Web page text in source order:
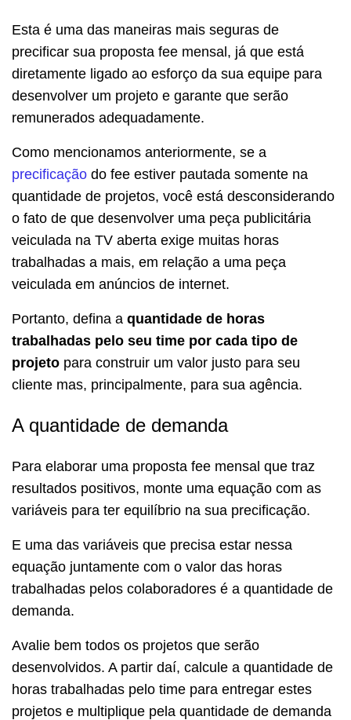
Esta é uma das maneiras mais seguras de
precificar sua proposta fee mensal, já que está
diretamente ligado ao esforço da sua equipe para
desenvolver um projeto e garante que serão
remunerados adequadamente.
Como mencionamos anteriormente, se a
precificação do fee estiver pautada somente na
quantidade de projetos, você está desconsiderando
o fato de que desenvolver uma peça publicitária
veiculada na TV aberta exige muitas horas
trabalhadas a mais, em relação a uma peça
veiculada em anúncios de internet.
Portanto, defina a quantidade de horas
trabalhadas pelo seu time por cada tipo de
projeto para construir um valor justo para seu
cliente mas, principalmente, para sua agência.
A quantidade de demanda
Para elaborar uma proposta fee mensal que traz
resultados positivos, monte uma equação com as
variáveis para ter equilíbrio na sua precificação.
E uma das variáveis que precisa estar nessa
equação juntamente com o valor das horas
trabalhadas pelos colaboradores é a quantidade de
demanda.
Avalie bem todos os projetos que serão
desenvolvidos. A partir daí, calcule a quantidade de
horas trabalhadas pelo time para entregar estes
projetos e multiplique pela quantidade de demanda